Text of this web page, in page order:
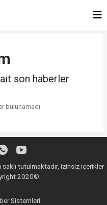
son haberler
bulunamadı.
tutulmaktadır, izinsiz içerikler
2020©
Sistemleri